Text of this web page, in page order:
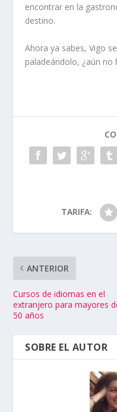
encontrar en la
destino.
Ahora ya sabes, Vigo
paladeándolo, ¿aún no
TARIFA:
ANTERIOR
Cursos de idiomas en el
extranjero para mayores
50 años
SOBRE EL AUTOR